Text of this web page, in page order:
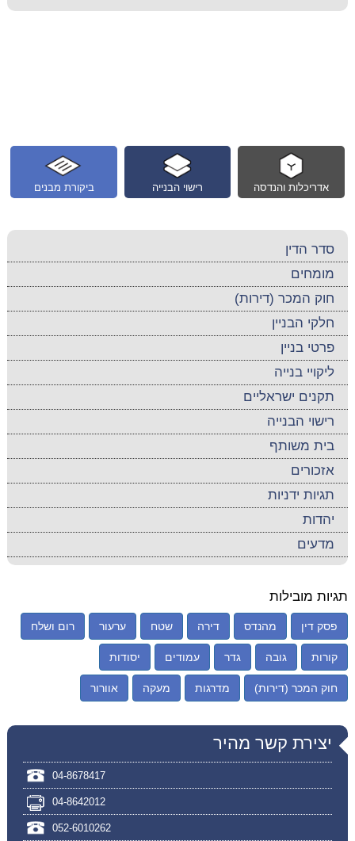
ביקורת מבנים רישוי הבנייה אדריכלות והנדסה
סדר הדין
מומחים
חוק המכר (דירות)
חלקי הבניין
פרטי בניין
ליקויי בנייה
תקנים ישראליים
רישוי הבנייה
בית משותף
אזכורים
תגיות ידניות
יהדות
מדעים
תגיות מובילות
פסק דין מהנדס דירה שטח ערעור רום ושלח
קורות גובה גדר עמודים יסודות
חוק המכר (דירות) מדרגות מעקה אוורור
יצירת קשר מהיר
04-8678417
04-8642012
052-6010262